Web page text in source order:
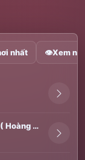
nhất 👁Xem
Hoàng Hôn Tháng 8 - Bố Gấu ( Hoàng Hải ) - Guitar by Tùngtic